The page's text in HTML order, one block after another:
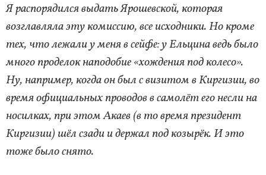
Я распорядился выдать Ярошевской, которая
возглавляла эту комиссию, все исходники. Но кроме
тех, что лежали у меня в сейфе: у Ельцина ведь было
много проделок наподобие «хождения под колесо».
Ну, например, когда он был с визитом в Киргизии, во
время официальных проводов в самолёт его несли на
носилках, при этом Акаев (в то время президент
Киргизии) шёл сзади и держал под козырёк. И это
тоже было снято.